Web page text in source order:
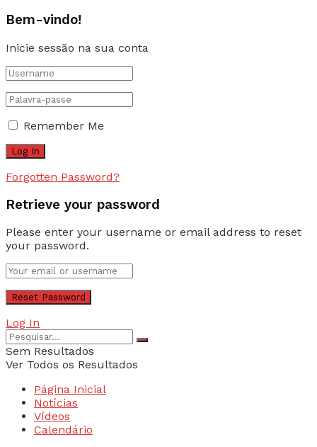
Bem-vindo!
Inicie sessão na sua conta
Remember Me
Forgotten Password?
Retrieve your password
Please enter your username or email address to reset
your password.
Log In
Sem Resultados
Ver Todos os Resultados
Página Inicial
Notícias
Vídeos
Calendário